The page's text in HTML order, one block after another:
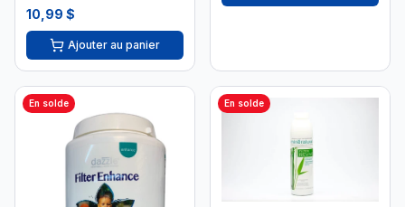
10,99 $
Ajouter au panier
En solde En solde